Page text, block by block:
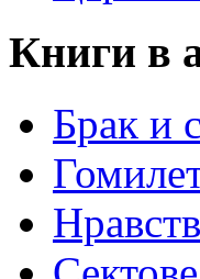
Книги в
Брак и